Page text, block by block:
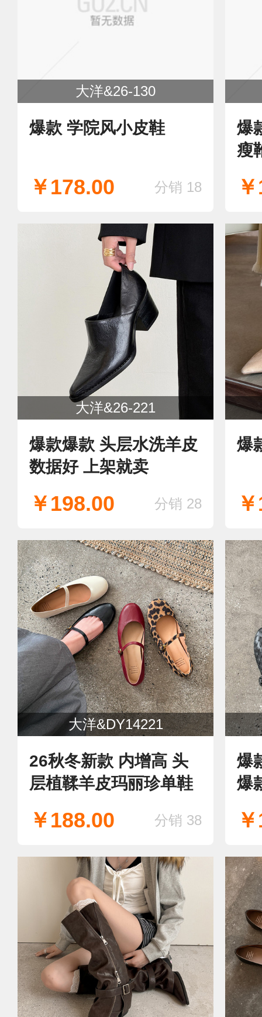
大洋&26-130
爆款 学院风小皮鞋
￥178.00 分销 18
爆
瘦
大洋&26-221
爆款爆款 头层水洗羊皮
数据好 上架就卖
￥198.00 分销 28
爆
大洋&DY14221
26秋冬新款 内增高 头
层植鞣羊皮玛丽珍单鞋
￥188.00 分销 38
爆
爆